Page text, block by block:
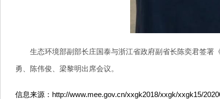
生态环境部副部长庄国泰与浙江省政府副省长陈奕君签署《
勇、陈伟俊、梁黎明出席会议。
信息来源：http://www.mee.gov.cn/xxgk2018/xxgk/xxgk15/